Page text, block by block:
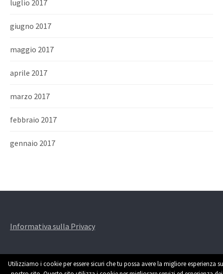
luglio 2017
giugno 2017
maggio 2017
aprile 2017
marzo 2017
febbraio 2017
gennaio 2017
Informativa sulla Privacy
Utilizziamo i cookie per essere sicuri che tu possa avere la migliore esperienza